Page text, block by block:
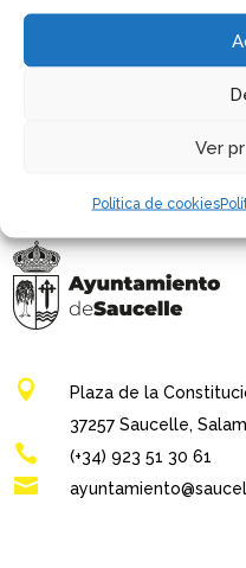
Ver
Política de cookies
Recent
No hay comentarios

Plaza de la
37257 Saucelle,
 (+34) 923 51 30 61
